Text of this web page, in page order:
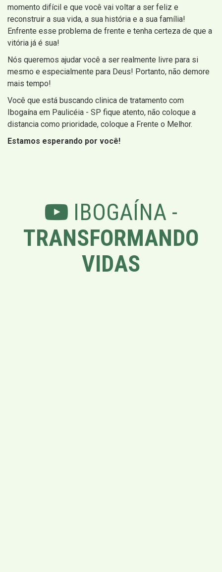
momento difícil e que você vai voltar a ser feliz e
reconstruir a sua vida, a sua história e a sua família!
Enfrente esse problema de frente e tenha certeza de que a
vitória já é sua!
Nós queremos ajudar você a ser realmente livre para si
mesmo e especialmente para Deus! Portanto, não demore
mais tempo!
Você que está buscando clinica de tratamento com
Ibogaína em Paulicéia - SP fique atento, não coloque a
distancia como prioridade, coloque a Frente o Melhor.
Estamos esperando por você!
IBOGAÍNA -
TRANSFORMANDO
VIDAS